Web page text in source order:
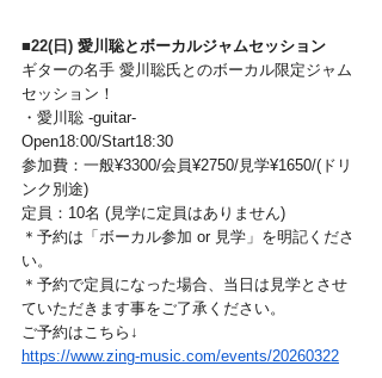
■22(日) 愛川聡とボーカルジャムセッション
ギターの名手 愛川聡氏とのボーカル限定ジャム
セッション！
・愛川聡 -guitar-
Open18:00/Start18:30
参加費：一般¥3300/会員¥2750/見学¥1650/(ドリ
ンク別途)
定員：10名 (見学に定員はありません)
＊予約は「ボーカル参加 or 見学」を明記くださ
い。
＊予約で定員になった場合、当日は見学とさせ
ていただきます事をご了承ください。
ご予約はこちら↓
https://www.zing-music.com/events/20260322